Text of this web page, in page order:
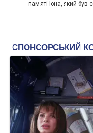
пам’яті Іона, який був